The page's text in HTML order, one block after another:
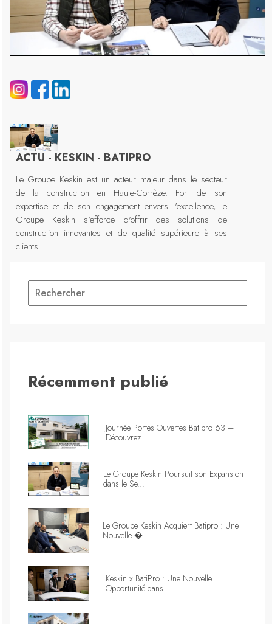
ACTU - KESKIN - BATIPRO
Le Groupe Keskin est un acteur majeur dans le secteur
de la construction en Haute-Corrèze. Fort de son
expertise et de son engagement envers l'excellence, le
Groupe Keskin s'efforce d'offrir des solutions de
construction innovantes et de qualité supérieure à ses
clients.
Récemment publié
Journée Portes Ouvertes Batipro 63 –
Découvrez...
Le Groupe Keskin Poursuit son Expansion
dans le Se...
Le Groupe Keskin Acquiert Batipro : Une
Nouvelle �...
Keskin x BatiPro : Une Nouvelle
Opportunité dans...